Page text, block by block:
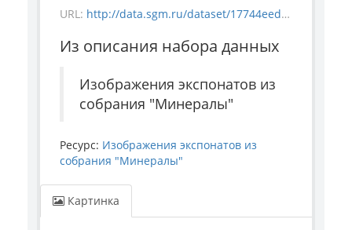
URL: http://data.sgm.ru/dataset/17744eed-27fa-4a9a-bc72-4e657fa570af/resource/5a96228a-da51-47b0-af73-6077b35492ac/download/mineral_21781.jpg
Из описания набора данных
Изображения экспонатов из
собрания "Минералы"
Ресурс: Изображения экспонатов из
собрания "Минералы"
Картинка